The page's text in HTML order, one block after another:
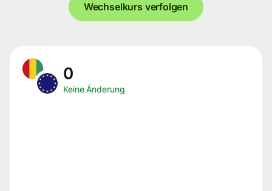
Wechselkurs verfolgen
0
Keine Änderung